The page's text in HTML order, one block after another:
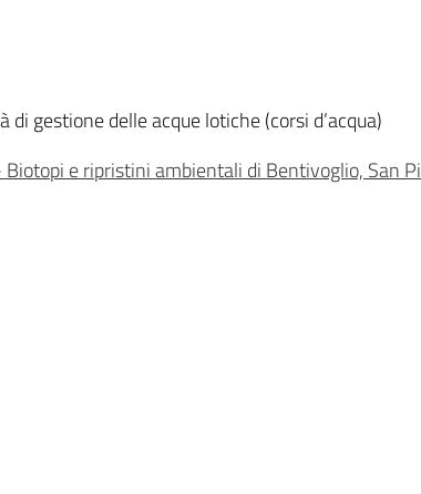
gestione delle acque lotiche (corsi d’acqua)
e ripristini ambientali di Bentivoglio, San